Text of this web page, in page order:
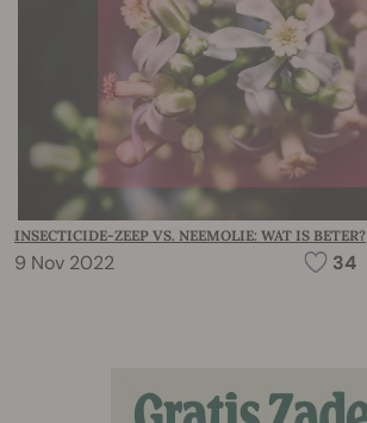
INSECTICIDE-ZEEP VS. NEEMOLIE: WAT IS BETER?
9 Nov 2022 34